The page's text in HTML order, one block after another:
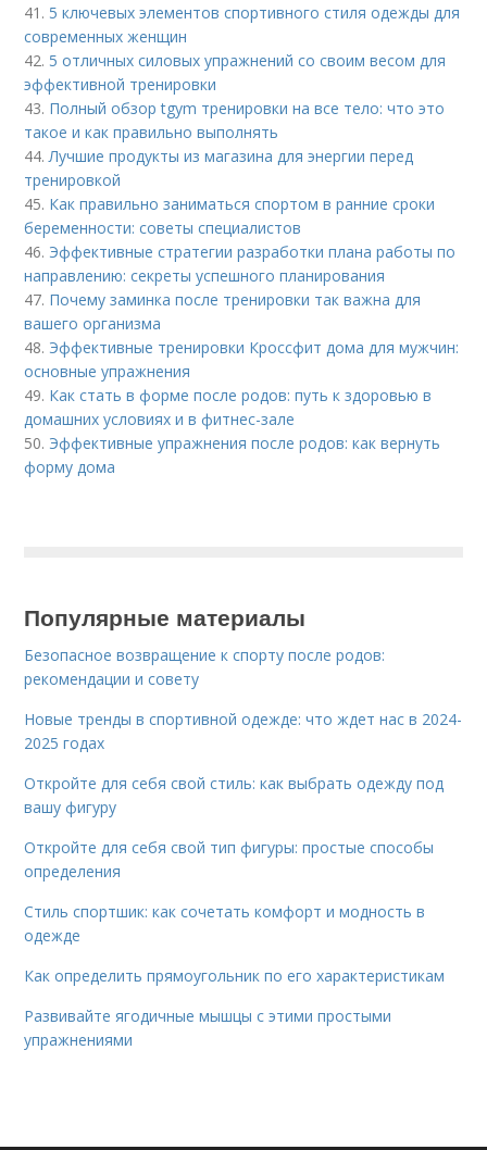
41. 5 ключевых элементов спортивного стиля одежды для
современных женщин
42. 5 отличных силовых упражнений со своим весом для
эффективной тренировки
43. Полный обзор tgym тренировки на все тело: что это
такое и как правильно выполнять
44. Лучшие продукты из магазина для энергии перед
тренировкой
45. Как правильно заниматься спортом в ранние сроки
беременности: советы специалистов
46. Эффективные стратегии разработки плана работы по
направлению: секреты успешного планирования
47. Почему заминка после тренировки так важна для
вашего организма
48. Эффективные тренировки Кроссфит дома для мужчин:
основные упражнения
49. Как стать в форме после родов: путь к здоровью в
домашних условиях и в фитнес-зале
50. Эффективные упражнения после родов: как вернуть
форму дома
Популярные материалы
Безопасное возвращение к спорту после родов:
рекомендации и совету
Новые тренды в спортивной одежде: что ждет нас в 2024-
2025 годах
Откройте для себя свой стиль: как выбрать одежду под
вашу фигуру
Откройте для себя свой тип фигуры: простые способы
определения
Стиль спортшик: как сочетать комфорт и модность в
одежде
Как определить прямоугольник по его характеристикам
Развивайте ягодичные мышцы с этими простыми
упражнениями